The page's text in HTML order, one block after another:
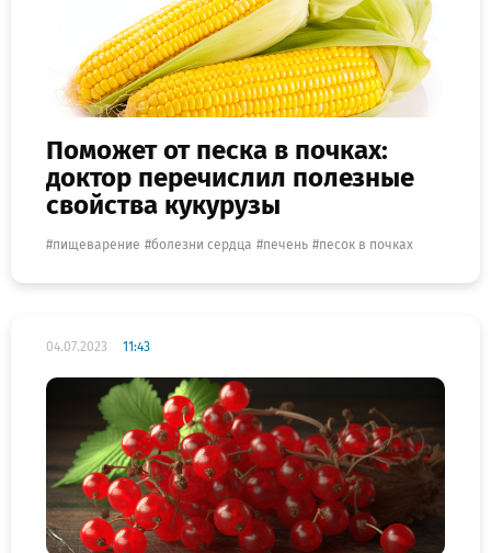
Поможет от песка в почках:
доктор перечислил полезные
свойства кукурузы
пищеварение болезни сердца печень песок в почках
04.07.2023 11:43